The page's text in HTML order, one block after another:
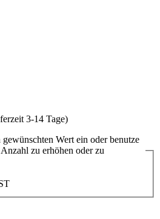
3-14 Tage)
Wert ein oder benutze
zu erhöhen oder zu